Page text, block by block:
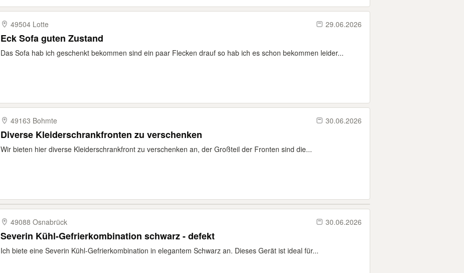
49504 Lotte 29.06.2026
Eck Sofa guten Zustand
Das Sofa hab ich geschenkt bekommen sind ein paar Flecken drauf so hab ich es schon bekommen leider...
49163 Bohmte 30.06.2026
Diverse Kleiderschrankfronten zu verschenken
Wir bieten hier diverse Kleiderschrankfront zu verschenken an, der Großteil der Fronten sind die...
49088 Osnabrück 30.06.2026
Severin Kühl-Gefrierkombination schwarz - defekt
Ich biete eine Severin Kühl-Gefrierkombination in elegantem Schwarz an. Dieses Gerät ist ideal für...